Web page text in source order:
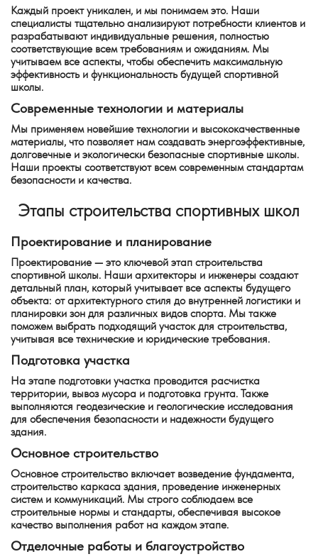
Каждый проект уникален, и мы понимаем это. Наши
специалисты тщательно анализируют потребности клиентов и
разрабатывают индивидуальные решения, полностью
соответствующие всем требованиям и ожиданиям. Мы
учитываем все аспекты, чтобы обеспечить максимальную
эффективность и функциональность будущей спортивной
школы.
Современные технологии и материалы
Мы применяем новейшие технологии и высококачественные
материалы, что позволяет нам создавать энергоэффективные,
долговечные и экологически безопасные спортивные школы.
Наши проекты соответствуют всем современным стандартам
безопасности и качества.
Этапы строительства спортивных школ
Проектирование и планирование
Проектирование — это ключевой этап строительства
спортивной школы. Наши архитекторы и инженеры создают
детальный план, который учитывает все аспекты будущего
объекта: от архитектурного стиля до внутренней логистики и
планировки зон для различных видов спорта. Мы также
поможем выбрать подходящий участок для строительства,
учитывая все технические и юридические требования.
Подготовка участка
На этапе подготовки участка проводится расчистка
территории, вывоз мусора и подготовка грунта. Также
выполняются геодезические и геологические исследования
для обеспечения безопасности и надежности будущего
здания.
Основное строительство
Основное строительство включает возведение фундамента,
строительство каркаса здания, проведение инженерных
систем и коммуникаций. Мы строго соблюдаем все
строительные нормы и стандарты, обеспечивая высокое
качество выполнения работ на каждом этапе.
Отделочные работы и благоустройство